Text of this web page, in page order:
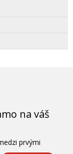
na váš
prvými